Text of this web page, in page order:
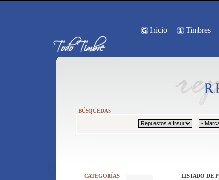
Inicio Timbres
BÚSQUEDAS
CATEGORÍAS LISTADO DE